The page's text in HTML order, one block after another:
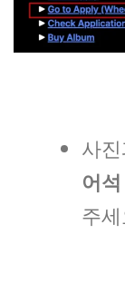
사
어
주